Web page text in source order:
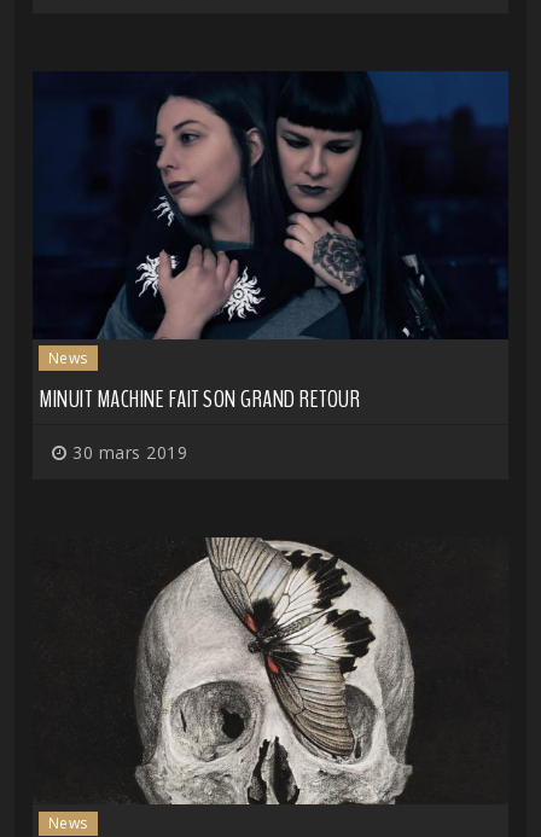
News
MINUIT MACHINE FAIT SON GRAND RETOUR
30 mars 2019
News